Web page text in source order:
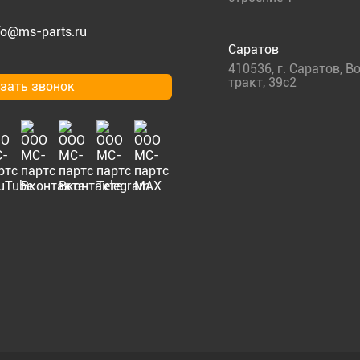
parts.ru
звонок
Саратов
410536, г. Саратов,
тракт, 39с2